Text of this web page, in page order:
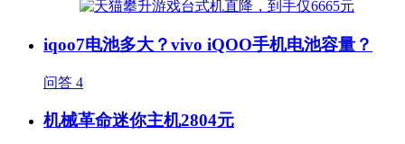
iqoo7电池多大？vivo iQOO手机电池容量？
问答 4
机械革命迷你主机2804元